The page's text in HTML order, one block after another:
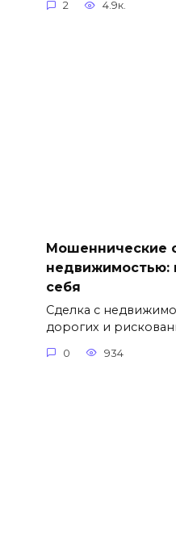
2 4.9к.
Мошеннические
недвижимостью:
себя
Сделка с
дорогих и
0 934